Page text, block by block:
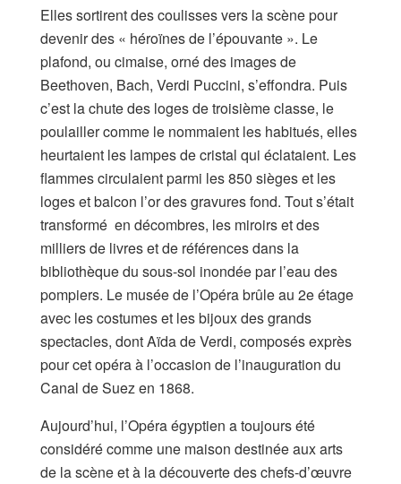
Elles sortirent des coulisses vers la scène pour
devenir des « héroïnes de l’épouvante ». Le
plafond, ou cimaise, orné des images de
Beethoven, Bach, Verdi Puccini, s’effondra. Puis
c’est la chute des loges de troisième classe, le
poulailler comme le nommaient les habitués, elles
heurtaient les lampes de cristal qui éclataient. Les
flammes circulaient parmi les 850 sièges et les
loges et balcon l’or des gravures fond. Tout s’était
transformé en décombres, les miroirs et des
milliers de livres et de références dans la
bibliothèque du sous-sol inondée par l’eau des
pompiers. Le musée de l’Opéra brûle au 2e étage
avec les costumes et les bijoux des grands
spectacles, dont Aïda de Verdi, composés exprès
pour cet opéra à l’occasion de l’inauguration du
Canal de Suez en 1868.
Aujourd’hui, l’Opéra égyptien a toujours été
considéré comme une maison destinée aux arts
de la scène et à la découverte des chefs-d’œuvre